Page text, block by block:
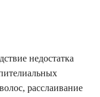
недостатка
расслаивание